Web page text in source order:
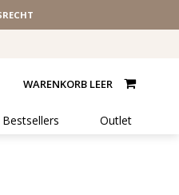
WARENKORB LEER
Bestsellers Outlet